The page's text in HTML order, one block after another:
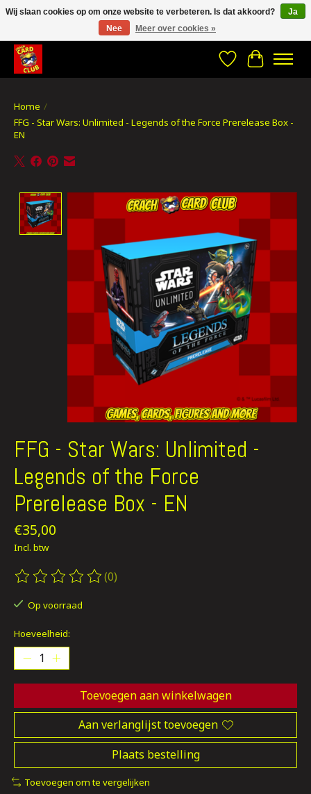
CRACH CARD CLUB , The best place to Geek out!
Verlanglijst
Home /
FFG - Star Wars: Unlimited - Legends of the Force Prerelease Box -
EN
Product image slideshow Items
FFG - Star Wars: Unlimited -
Legends of the Force
Prerelease Box - EN
€35,00
Incl. btw
De beoordeling van dit product is
(0)
Op voorraad
Hoeveelheid:
Toevoegen aan winkelwagen
Aan verlanglijst toevoegen
Plaats bestelling
Toevoegen om te vergelijken
Wij slaan cookies op om onze website te verbeteren. Is dat akkoord?
Ja
Nee
Meer over cookies »